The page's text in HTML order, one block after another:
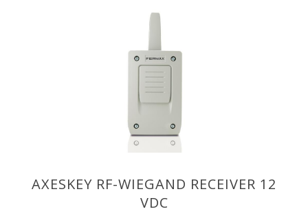
AXESKEY RF-WIEGAND RECEIVER 12
VDC